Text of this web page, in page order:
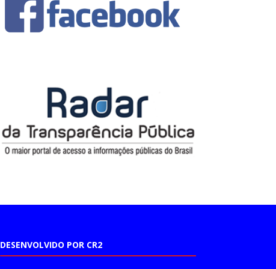
DESENVOLVIDO POR CR2